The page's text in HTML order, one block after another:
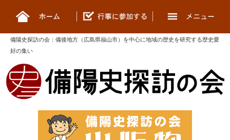
備陽史探訪の会 ： 備後地方（広島県福山市）を中心に地域の歴史を研究する歴史愛
好の集い